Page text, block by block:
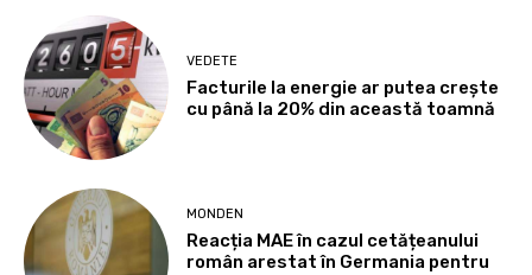
VEDETE
Facturile la energie ar putea crește
cu până la 20% din această toamnă
MONDEN
Reacția MAE în cazul cetățeanului
român arestat în Germania pentru